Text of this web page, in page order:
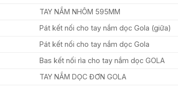
TAY NẮM NHÔM 595MM
Pát kết nối cho tay nắm dọc Gola (giữa)
Pát kết nối cho tay nắm dọc Gola
Bas kết nối rìa cho tay nắm dọc GOLA
TAY NẮM DỌC ĐƠN GOLA